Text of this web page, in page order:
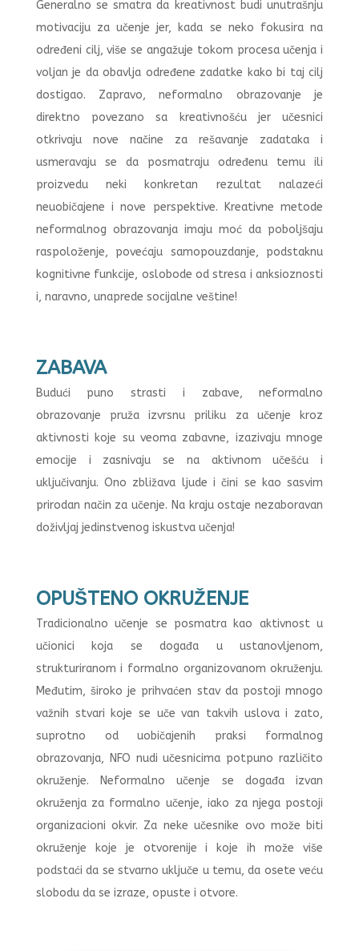
Generalno se smatra da kreativnost budi unutrašnju
motivaciju za učenje jer, kada se neko fokusira na
određeni cilj, više se angažuje tokom procesa učenja i
voljan je da obavlja određene zadatke kako bi taj cilj
dostigao. Zapravo, neformalno obrazovanje je
direktno povezano sa kreativnošću jer učesnici
otkrivaju nove načine za rešavanje zadataka i
usmeravaju se da posmatraju određenu temu ili
proizvedu neki konkretan rezultat nalazeći
neuobičajene i nove perspektive. Kreativne metode
neformalnog obrazovanja imaju moć da poboljšaju
raspoloženje, povećaju samopouzdanje, podstaknu
kognitivne funkcije, oslobode od stresa i anksioznosti
i, naravno, unaprede socijalne veštine!
ZABAVA
Budući puno strasti i zabave, neformalno
obrazovanje pruža izvrsnu priliku za učenje kroz
aktivnosti koje su veoma zabavne, izazivaju mnoge
emocije i zasnivaju se na aktivnom učešću i
uključivanju. Ono zbližava ljude i čini se kao sasvim
prirodan način za učenje. Na kraju ostaje nezaboravan
doživljaj jedinstvenog iskustva učenja!
OPUŠTENO OKRUŽENJE
Tradicionalno učenje se posmatra kao aktivnost u
učionici koja se događa u ustanovljenom,
strukturiranom i formalno organizovanom okruženju.
Međutim, široko je prihvaćen stav da postoji mnogo
važnih stvari koje se uče van takvih uslova i zato,
suprotno od uobičajenih praksi formalnog
obrazovanja, NFO nudi učesnicima potpuno različito
okruženje. Neformalno učenje se događa izvan
okruženja za formalno učenje, iako za njega postoji
organizacioni okvir. Za neke učesnike ovo može biti
okruženje koje je otvorenije i koje ih može više
podstaći da se stvarno uključe u temu, da osete veću
slobodu da se izraze, opuste i otvore.